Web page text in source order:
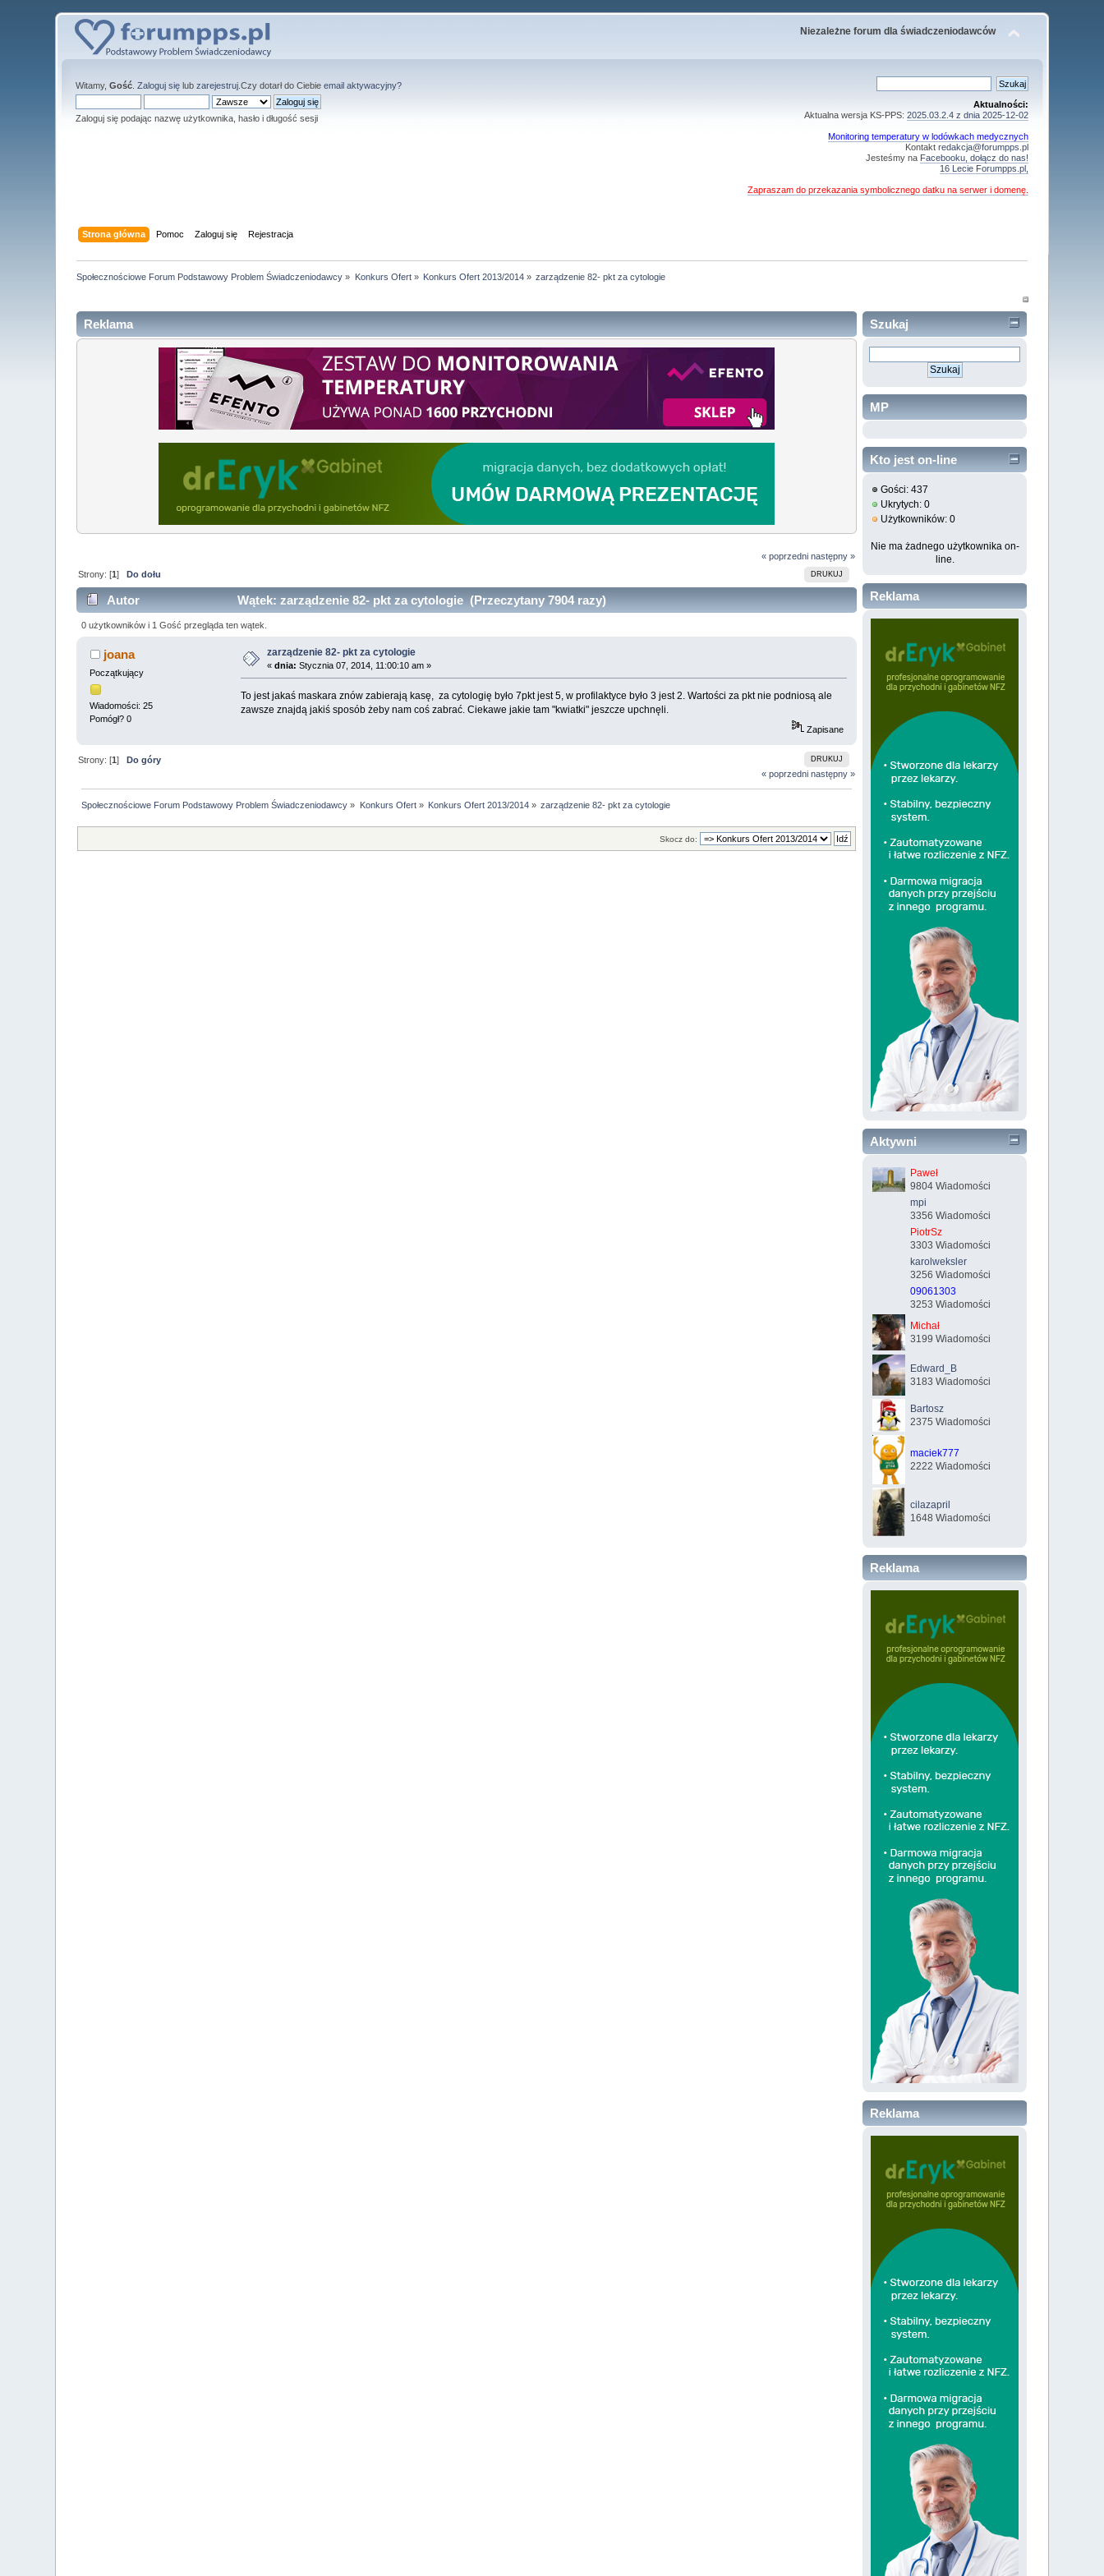
Niezależne forum dla świadczeniodawców
Witamy,Gość .Zaloguj się lubzarejestruj .Czy dotarł do Ciebieemail aktywacyjny?
Zaloguj się podając nazwę użytkownika, hasło i długość sesji
Aktualności:
Aktualna wersja KS-PPS: 2025.03.2.4 z dnia 2025-12-02
Monitoring temperatury w lodówkach medycznych
Kontakt redakcja@forumpps.pl
Jesteśmy na Facebooku, dołącz do nas!
16 Lecie Forumpps.pl,
Zapraszam do przekazania symbolicznego datku na serwer i domenę.
Strona główna Pomoc Zaloguj się Rejestracja
Społecznościowe Forum Podstawowy Problem Świadczeniodawcy » Konkurs Ofert» Konkurs Ofert 2013/2014 » zarządzenie 82- pkt za cytologie
Reklama
« poprzedni następny »
DRUKUJ
Strony: [1] Do dołu
Autor Wątek: zarządzenie 82- pkt za cytologie (Przeczytany 7904 razy)
0 użytkowników i 1 Gość przegląda ten wątek.
joana
Początkujący
Wiadomości: 25
Pomógł? 0
zarządzenie 82- pkt za cytologie
«dnia: Stycznia 07, 2014, 11:00:10 am »
To jest jakaś maskara znów zabierają kasę, za cytologię było 7pkt jest 5, w profilaktyce było 3 jest 2. Wartości za pkt nie podniosą ale
zawsze znajdą jakiś sposób żeby nam coś zabrać. Ciekawe jakie tam "kwiatki" jeszcze upchnęli.
Zapisane
DRUKUJ
Strony: [1]Do góry
« poprzedni następny »
Społecznościowe Forum Podstawowy Problem Świadczeniodawcy » Konkurs Ofert» Konkurs Ofert 2013/2014 » zarządzenie 82- pkt za cytologie
Skocz do:
Szukaj
MP
Kto jest on-line
Gości: 437
Ukrytych: 0
Użytkowników: 0
Nie ma żadnego użytkownika on-
line.
Reklama
Aktywni
Paweł
9804 Wiadomości
mpi
3356 Wiadomości
PiotrSz
3303 Wiadomości
karolweksler
3256 Wiadomości
09061303
3253 Wiadomości
Michał
3199 Wiadomości
Edward_B
3183 Wiadomości
Bartosz
2375 Wiadomości
maciek777
2222 Wiadomości
cilazapril
1648 Wiadomości
Reklama
Reklama